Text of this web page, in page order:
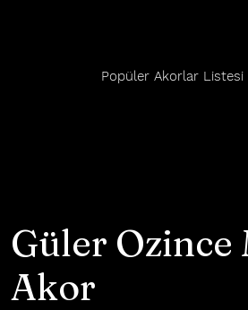
Popüler Akorlar Listesi
Güler
Akor